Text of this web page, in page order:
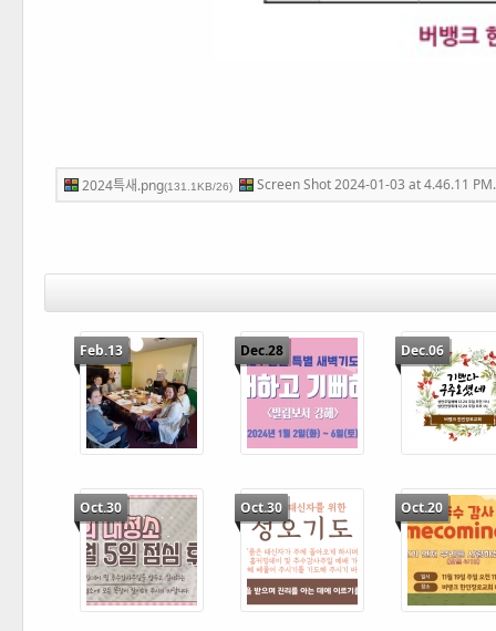
2024특새.png(131.1KB/26) Screen Shot 2024-01-03 at 4.46.11
Feb.13 Dec.28 Dec.06
Oct.30 Oct.30 Oct.20